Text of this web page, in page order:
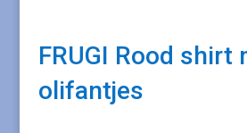
FRUGI Rood shirt
olifantjes